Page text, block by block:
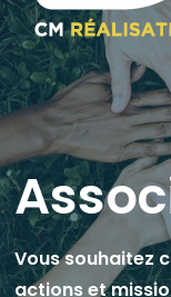
Qui sommes nous ?
Nos Services
Vous souhaitez
actions et